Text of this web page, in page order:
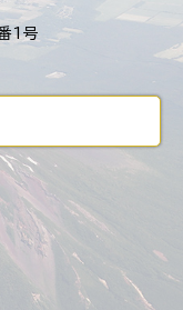
1号